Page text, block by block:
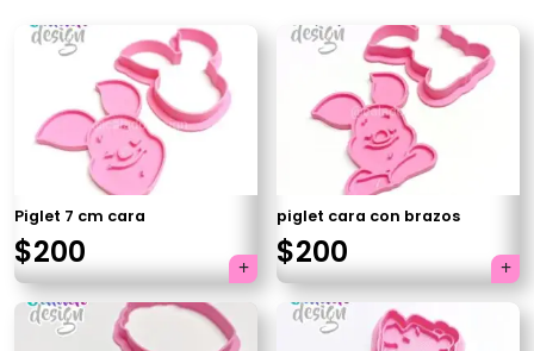
Piglet 7 cm cara
$200
piglet cara con brazos
$200